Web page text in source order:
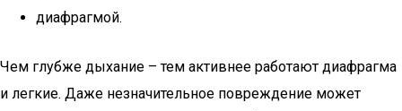
диафрагмой.
Чем глубже дыхание – тем активнее работают диафрагма
и легкие. Даже незначительное повреждение может